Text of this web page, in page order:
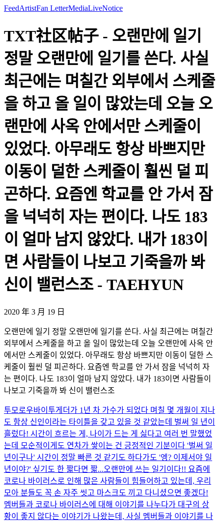
FeedArtistFan LetterMediaLiveNotice
TXT社区帖子 - 오랜만에 일기
정말 오랜만에 일기를 쓴다. 사실
최근에는 며칠간 외부에서 스케줄
을 하고 올 일이 많았는데 오늘 오
랜만에 사옥 안에서만 스케줄이
있었다. 아무래도 항상 바쁘지만
이동이 덜한 스케줄이 훨씬 덜 피
곤하다. 요즘엔 학교를 안 가서 잠
을 넉넉히 자는 편이다. 나도 183
이 얼마 남지 않았다. 내가 183이
면 사람들이 나보고 기죽을까 봐
신이 밸런스조 - TAEHYUN
2020 年 3 月 19 日
오랜만에 일기 정말 오랜만에 일기를 쓴다. 사실 최근에는 며칠간
외부에서 스케줄을 하고 올 일이 많았는데 오늘 오랜만에 사옥 안
에서만 스케줄이 있었다. 아무래도 항상 바쁘지만 이동이 덜한 스
케줄이 훨씬 덜 피곤하다. 요즘엔 학교를 안 가서 잠을 넉넉히 자
는 편이다. 나도 183이 얼마 남지 않았다. 내가 183이면 사람들이
나보고 기죽을까 봐 신이 밸런스조
투모로우바이투게더가 1년 차 가수가 되었다 며칠 몇 개월이 지나
도 항상 신인이라는 타이틀을 갖고 있을 것 같았는데 벌써 일 년이
흘렀다! 시간이 흐르는 게, 나이가 드는 게 싫다고 여러 번 말했었
는데 모순적이게도 연차가 쌓이는 건 긍정적인 기분이다 '벌써 일
년이구나' 시간이 정말 빠른 것 같기도 하다가도 '엥? 이제서야 일
년이야?' 싶기도 한 짧다면 짧...오랜만에 쓰는 일기이다!! 요즘에
코로나 바이러스로 인해 많은 사람들이 힘들어하고 있는데, 우리
모아 분들도 꼭 손 자주 씻고 마스크도 끼고 다니셨으면 좋겠다!
멤버들과 코로나 바이러스에 대해 이야기를 나누다가 대구의 상
황이 좋지 않다는 이야기가 나왔는데, 사실 멤버들과 이야기를 나